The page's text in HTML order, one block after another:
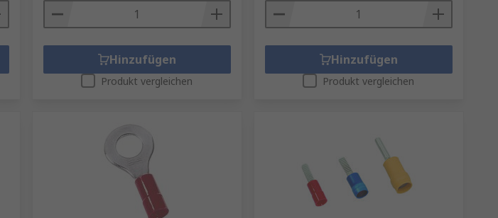
Hinzufügen
Produkt vergleichen
Hinzufügen
Produkt vergleichen